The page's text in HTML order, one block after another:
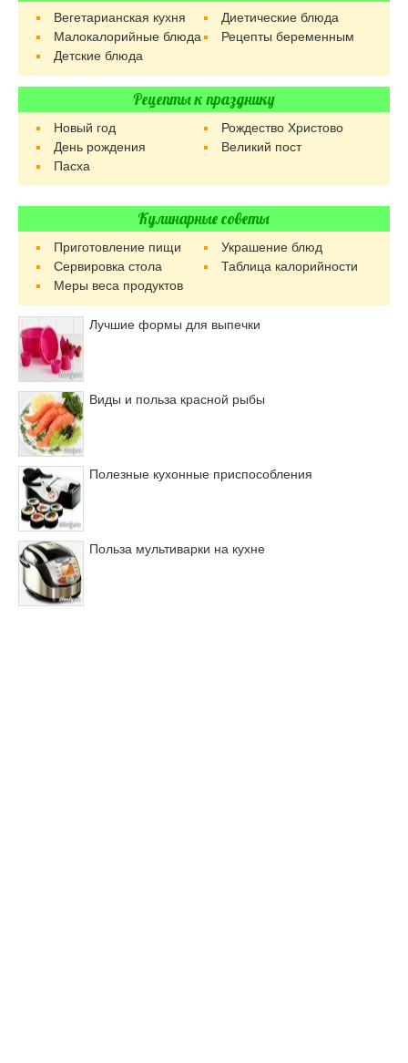
Вегетарианская кухня
Диетические блюда
Малокалорийные блюда
Рецепты беременным
Детские блюда
Рецепты к празднику
Новый год
Рождество Христово
День рождения
Великий пост
Пасха
Кулинарные советы
Приготовление пищи
Украшение блюд
Сервировка стола
Таблица калорийности
Меры веса продуктов
Лучшие формы для выпечки
Виды и польза красной рыбы
Полезные кухонные приспособления
Польза мультиварки на кухне